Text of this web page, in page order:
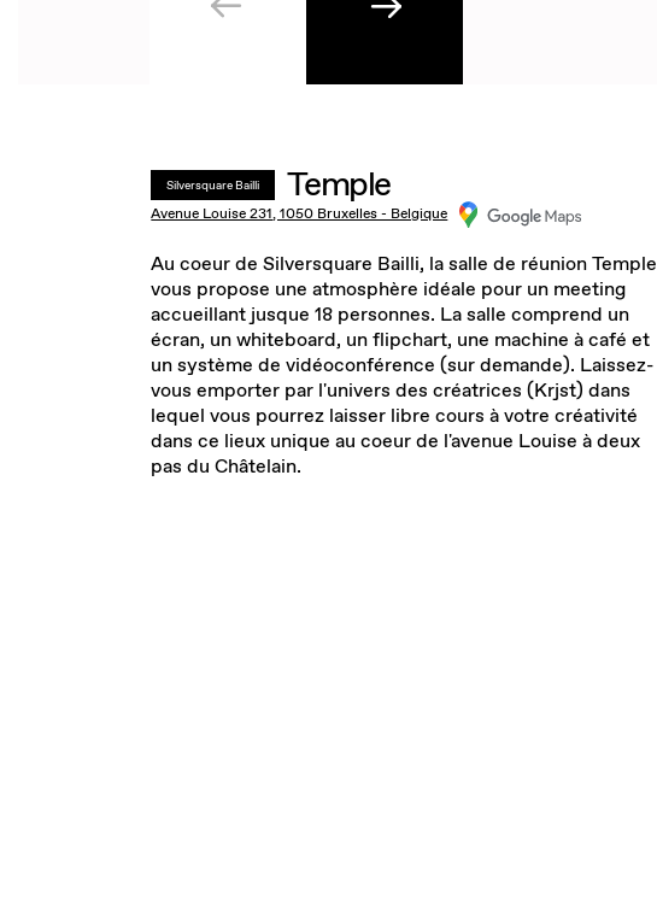
Silversquare Bailli Temple
Avenue Louise 231, 1050 Bruxelles - Belgique
Au coeur de Silversquare Bailli, la salle de réunion Temple
vous propose une atmosphère idéale pour un meeting
accueillant jusque 18 personnes. La salle comprend un
écran, un whiteboard, un flipchart, une machine à café et
un système de vidéoconférence (sur demande). Laissez-
vous emporter par l'univers des créatrices (Krjst) dans
lequel vous pourrez laisser libre cours à votre créativité
dans ce lieux unique au coeur de l'avenue Louise à deux
pas du Châtelain.